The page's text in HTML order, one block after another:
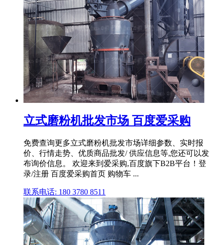
立式磨粉机批发市场 百度爱采购
免费查询更多立式磨粉机批发市场详细参数、实时报
价、行情走势、优质商品批发/ 供应信息等,您还可以发
布询价信息。 欢迎来到爱采购,百度旗下B2B平台！登
录/注册 百度爱采购首页 购物车 ...
联系电话: 180 3780 8511